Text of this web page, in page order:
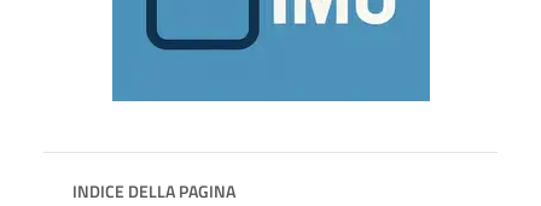
INDICE DELLA PAGINA